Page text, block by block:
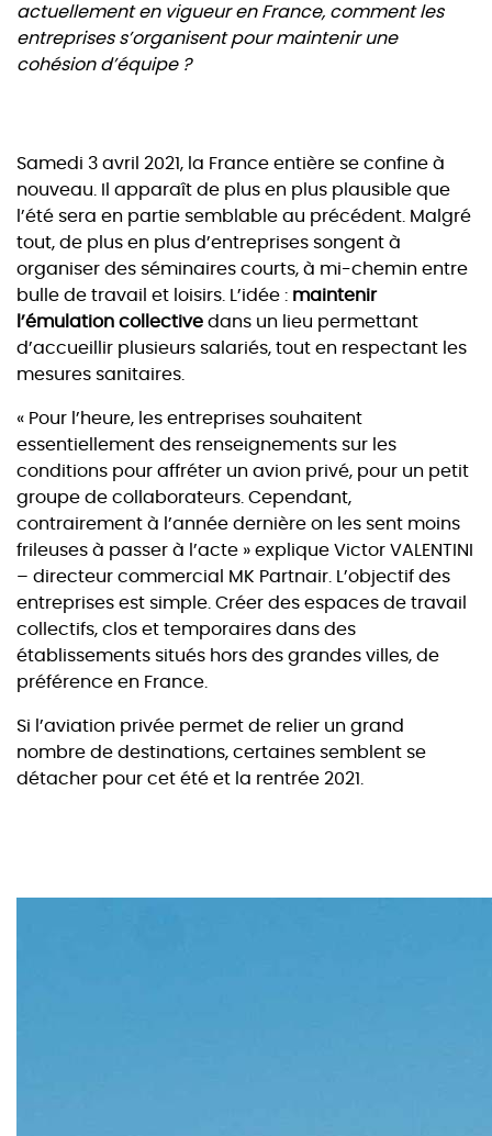
actuellement en vigueur en France, comment les
entreprises s’organisent pour maintenir une
cohésion d’équipe ?
Samedi 3 avril 2021, la France entière se confine à
nouveau. Il apparaît de plus en plus plausible que
l’été sera en partie semblable au précédent. Malgré
tout, de plus en plus d’entreprises songent à
organiser des séminaires courts, à mi-chemin entre
bulle de travail et loisirs. L’idée : maintenir
l’émulation collective dans un lieu permettant
d’accueillir plusieurs salariés, tout en respectant les
mesures sanitaires.
« Pour l’heure, les entreprises souhaitent
essentiellement des renseignements sur les
conditions pour affréter un avion privé, pour un petit
groupe de collaborateurs. Cependant,
contrairement à l’année dernière on les sent moins
frileuses à passer à l’acte » explique Victor VALENTINI
– directeur commercial MK Partnair. L’objectif des
entreprises est simple. Créer des espaces de travail
collectifs, clos et temporaires dans des
établissements situés hors des grandes villes, de
préférence en France.
Si l’aviation privée permet de relier un grand
nombre de destinations, certaines semblent se
détacher pour cet été et la rentrée 2021.